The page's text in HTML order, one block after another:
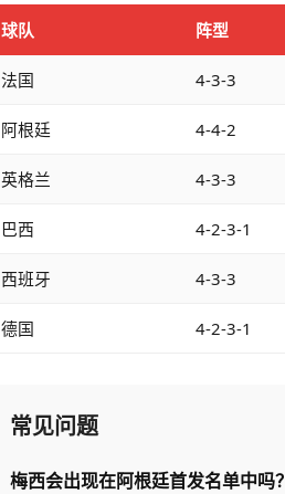
球队 阵型
法国 4-3-3
阿根廷 4-4-2
英格兰 4-3-3
巴西 4-2-3-1
西班牙 4-3-3
德国 4-2-3-1
常见问题
梅西会出现在阿根廷首发名单中吗？